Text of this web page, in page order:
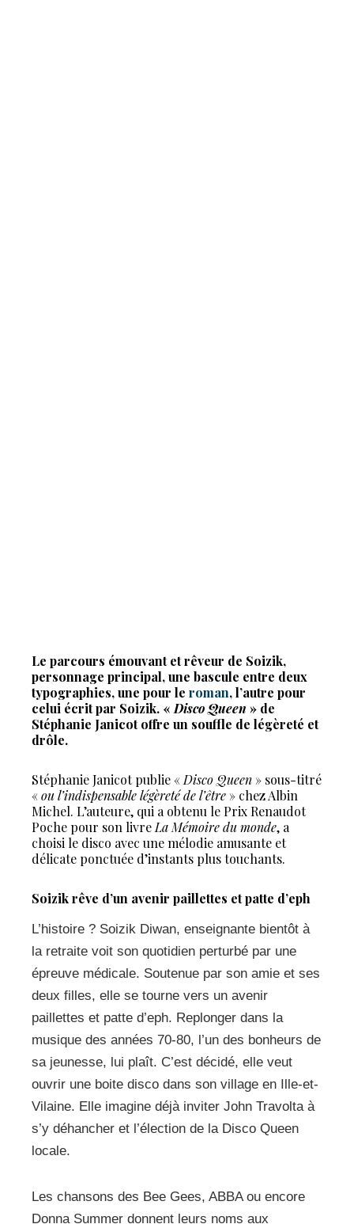
Le parcours émouvant et rêveur de Soizik,
personnage principal, une bascule entre deux
typographies, une pour le roman, l’autre pour
celui écrit par Soizik. « Disco Queen » de
Stéphanie Janicot offre un souffle de légèreté et
drôle.
Stéphanie Janicot publie « Disco Queen » sous-titré
«ou l’indispensable légèreté de l’être » chez Albin
Michel. L’auteure, qui a obtenu le Prix Renaudot
Poche pour son livre La Mémoire du monde, a
choisi le disco avec une mélodie amusante et
délicate ponctuée d’instants plus touchants.
Soizik rêve d’un avenir paillettes et patte d’eph
L’histoire ? Soizik Diwan, enseignante bientôt à
la retraite voit son quotidien perturbé par une
épreuve médicale. Soutenue par son amie et ses
deux filles, elle se tourne vers un avenir
paillettes et patte d’eph. Replonger dans la
musique des années 70-80, l’un des bonheurs de
sa jeunesse, lui plaît. C’est décidé, elle veut
ouvrir une boite disco dans son village en Ille-et-
Vilaine. Elle imagine déjà inviter John Travolta à
s’y déhancher et l’élection de la Disco Queen
locale.
Les chansons des Bee Gees, ABBA ou encore
Donna Summer donnent leurs noms aux